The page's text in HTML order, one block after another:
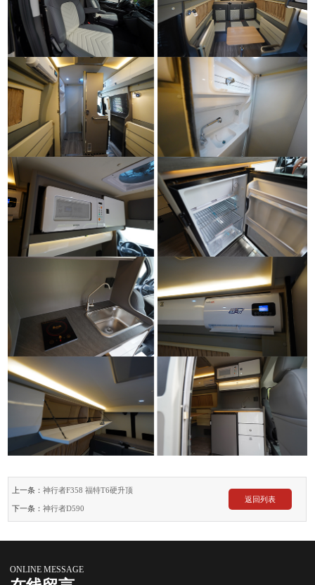
上一条：神行者F358 福特T6硬升顶
下一条：神行者D590
返回列表
ONLINE MESSAGE